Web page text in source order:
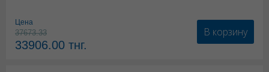
Цена
37673.33
33906.00 тнг.
В корзину